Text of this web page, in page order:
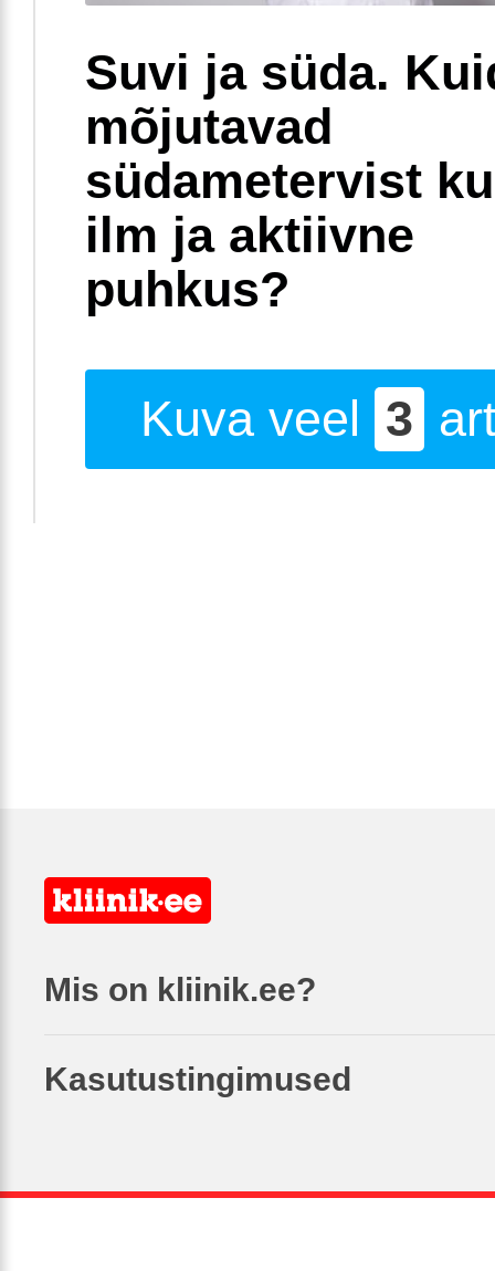
Suvi ja süda.
mõjutavad
südametervist
ilm ja aktiivne
puhkus?
Kuva veel 3
Mis on kliinik.ee?
Kasutustingimused